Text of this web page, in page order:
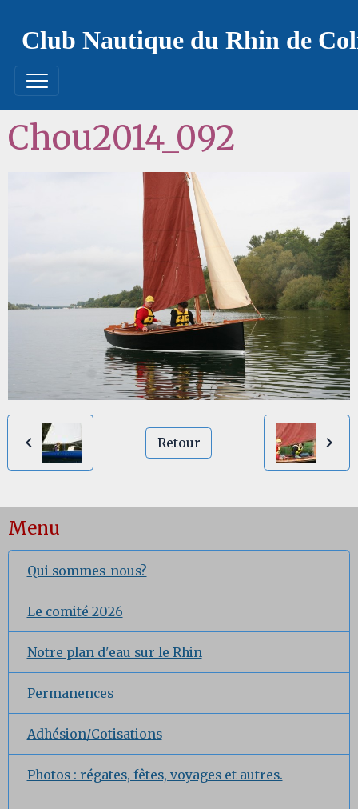
Club Nautique du Rhin de
Chou2014_092
Retour
Menu
Qui sommes-nous?
Le comité 2026
Notre plan d'eau sur le Rhin
Permanences
Adhésion/Cotisations
Photos : régates, fêtes, voyages et autres.